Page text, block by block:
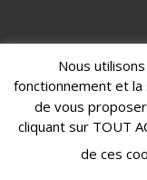
Nous
fonctionnement et
de vous
cliquant sur TOUT
de ces